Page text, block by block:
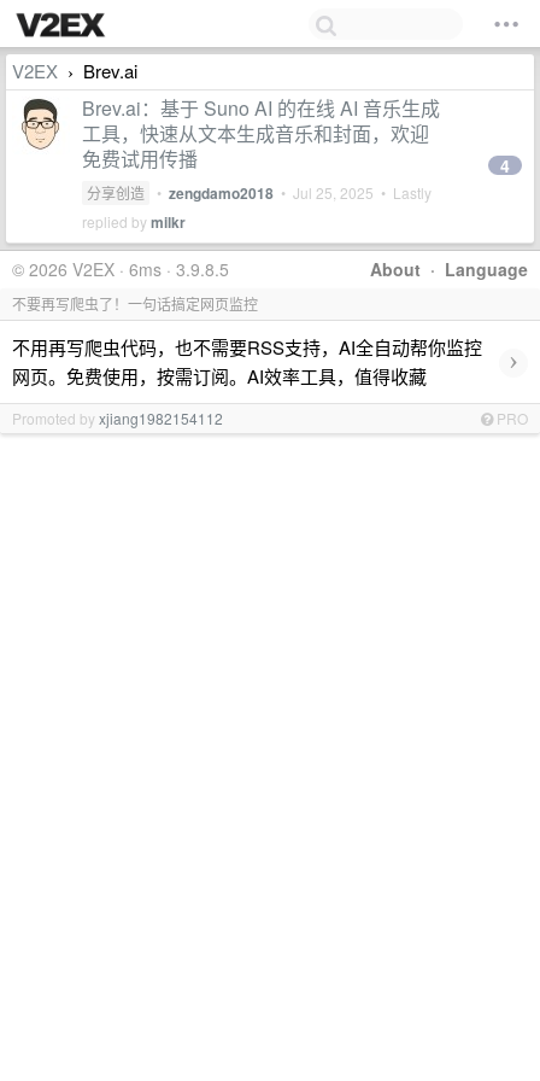
V2EX › Brev.ai
Brev.ai：基于 Suno AI 的在线 AI 音乐生成
工具，快速从文本生成音乐和封面，欢迎
免费试用传播
分享创造 • zengdamo2018 • Jul 25, 2025 • Lastly
replied bymilkr
4
About · Language
© 2026 V2EX · 6ms · 3.9.8.5
不要再写爬虫了！一句话搞定网页监控
不用再写爬虫代码，也不需要RSS支持，AI全自动帮你监控
网页。免费使用，按需订阅。AI效率工具，值得收藏
›
Promoted byxjiang1982154112 PRO